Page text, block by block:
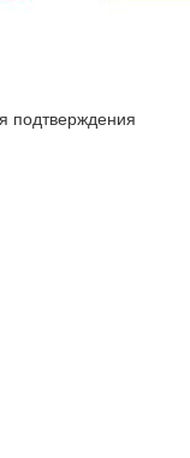
подтверждения